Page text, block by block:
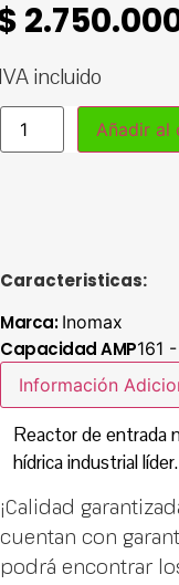
incluido
Reactancia
INOMAXTECH
|
Velocidad
|
mm
|
75
Kw
200
Amp
ACL-
cantidad
Añadir al
Caracteristicas:
Marca: Inomax
Capacidad AMP161
Información
Reactor de entrada
hídrica industrial líder.
¡Calidad
cuentan con
podrá encontrar